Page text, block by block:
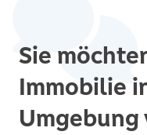
Sie
Immobilie